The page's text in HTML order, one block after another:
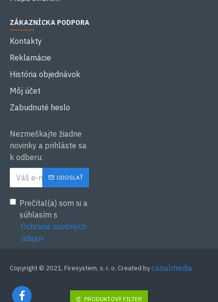
ZÁKAZNÍCKA PODPORA
Kontakty
Reklamácie
História objednávok
Môj účet
Zabudnuté heslo
Nezmeškajte žiadne
novinky a prihláste sa
k odberu.
ODOSLAŤ
Prečítal(a) som si a
súhlasím s
Ochrana osobných
údajov
Copyright © 2021, Firesystem, s. r. o. Created bycanalmedia
PRODUKTOVÝ FILTER